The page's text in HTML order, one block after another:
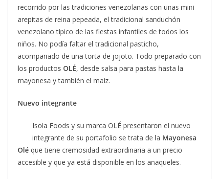
recorrido por las tradiciones venezolanas con unas mini
arepitas de reina pepeada, el tradicional sanduchón
venezolano típico de las fiestas infantiles de todos los
niños. No podía faltar el tradicional pasticho,
acompañado de una torta de jojoto. Todo preparado con
los productos OLÉ, desde salsa para pastas hasta la
mayonesa y también el maíz.
Nuevo integrante
Isola Foods y su marca OLÉ presentaron el nuevo
integrante de su portafolio se trata de la Mayonesa
Olé que tiene cremosidad extraordinaria a un precio
accesible y que ya está disponible en los anaqueles.